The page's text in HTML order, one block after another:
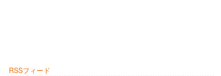
RSSフィード